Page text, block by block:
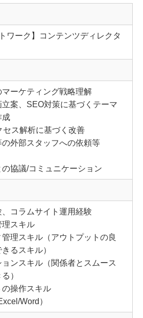
ワーク】コンテンツディレクタ
マーケティング戦略理解
案、SEO対策に基づくテーマ
成
セス解析に基づく改善
外部スタッフへの依頼等
協議/コミュニケーション
コラムサイト運用経験
理スキル
理スキル（アウトプットの良
るスキル）
ンスキル（関係者とスムース
）
操作スキル
Word）